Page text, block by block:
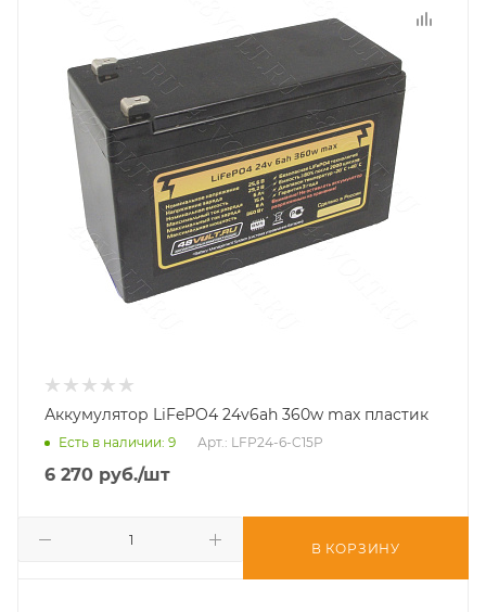
Аккумулятор LiFePO4 24v6ah 360w max пластик
Есть в наличии: 9 Арт.: LFP24-6-C15P
6 270 руб./шт
В КОРЗИНУ